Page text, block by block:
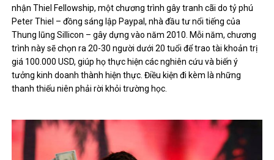
nhận Thiel Fellowship, một chương trình gây tranh cãi do tỷ phú
Peter Thiel – đồng sáng lập Paypal, nhà đầu tư nổi tiếng của
Thung lũng Sillicon – gây dựng vào năm 2010. Mỗi năm, chương
trình này sẽ chọn ra 20-30 người dưới 20 tuổi để trao tài khoản trị
giá 100.000 USD, giúp họ thực hiện các nghiên cứu và biến ý
tưởng kinh doanh thành hiện thực. Điều kiện đi kèm là những
thanh thiếu niên phải rời khỏi trường học.